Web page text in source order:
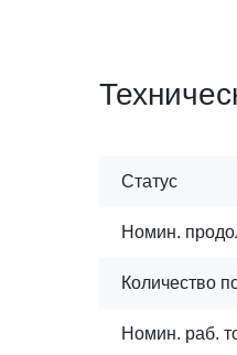
Статус
Номин.
Количество
Номин. раб.